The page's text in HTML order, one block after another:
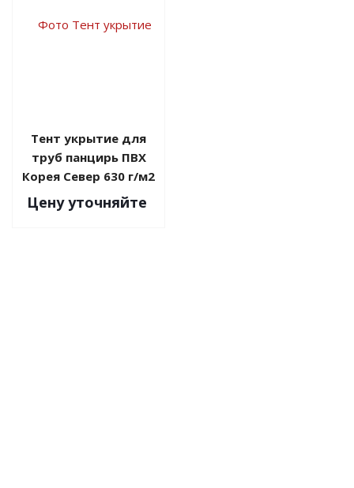
Тент укрытие для
труб панцирь ПВХ
Корея Север 630 г/м2
Цену уточняйте